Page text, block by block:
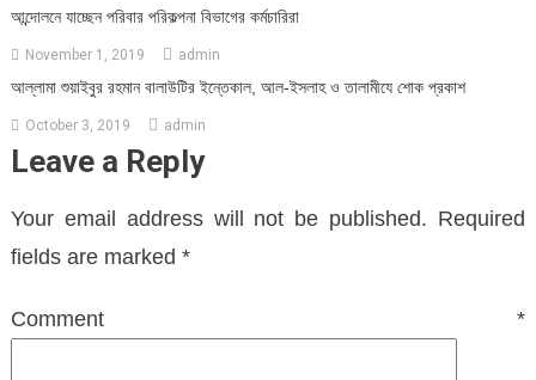
আন্দোলনে যাচ্ছেন পরিবার পরিকল্পনা বিভাগের কর্মচারিরা
November 1, 2019 admin
আল্লামা শুয়াইবুর রহমান বালাউটির ইন্তেকাল, আল-ইসলাহ ও তালামীযে শোক প্রকাশ
October 3, 2019 admin
Leave a Reply
Your email address will not be published. Required
fields are marked *
Comment*